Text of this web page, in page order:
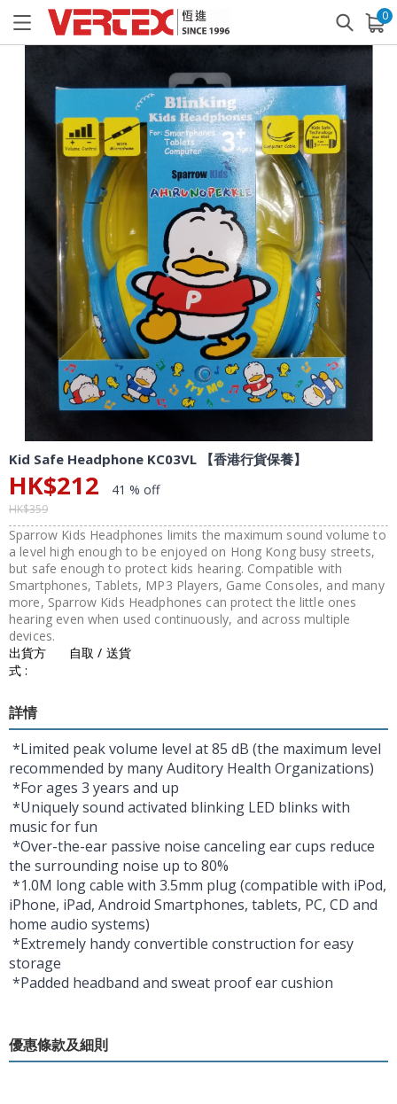
0
已加入購物車 查看
Kid Safe Headphone KC03VL 【香港行貨保養】
HK$212 41 % off
HK$359
Sparrow Kids Headphones limits the maximum sound volume to
a level high enough to be enjoyed on Hong Kong busy streets,
but safe enough to protect kids hearing. Compatible with
Smartphones, Tablets, MP3 Players, Game Consoles, and many
more, Sparrow Kids Headphones can protect the little ones
hearing even when used continuously, and across multiple
devices.
出貨方
式 :
自取 / 送貨
詳情
*Limited peak volume level at 85 dB (the maximum level
recommended by many Auditory Health Organizations)
*For ages 3 years and up
*Uniquely sound activated blinking LED blinks with
music for fun
*Over-the-ear passive noise canceling ear cups reduce
the surrounding noise up to 80%
*1.0M long cable with 3.5mm plug (compatible with iPod,
iPhone, iPad, Android Smartphones, tablets, PC, CD and
home audio systems)
*Extremely handy convertible construction for easy
storage
*Padded headband and sweat proof ear cushion
優惠條款及細則